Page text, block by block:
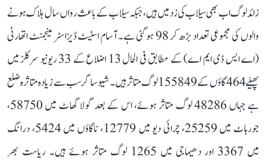
زائد لوگ اب بھی سیلاب کی زد میں ہیں، جبکہ سیلاب کے باعث رواں سال ہلاک ہونے
والوں کی مجموعی تعداد بڑھ کر 98 ہو گئی ہے۔ آسام اسٹیٹ ڈیزاسٹر مینجمنٹ اتھارٹی
(اے ایس ڈی ایم اے) کے مطابق فی الحال 13 اضلاع کے 33 ریونیو سرکلز میں
پھیلے 464 گاؤں کے 155849 لوگ متاثر ہیں۔ شیو ساگر سب سے زیادہ متاثرہ ضلع
ہے جہاں 48286 لوگ متاثر ہوئے، اس کے بعد گولا گھاٹ میں 58750،
جورہاٹ میں 25259، چرائی دیو میں 12779، ناگاؤں میں 5424، درانگ
میں 3367 اور دھیماجی میں 1265 لوگ متاثر ہوئے ہیں۔ ریاست بھر